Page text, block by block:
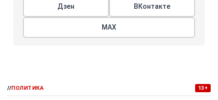
Дзен ВКонтакте
МАХ
//ПОЛИТИКА 13+